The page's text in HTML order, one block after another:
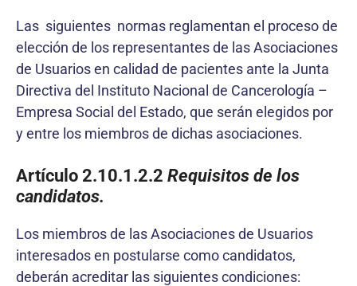
Las siguientes normas reglamentan el proceso de
elección de los representantes de las Asociaciones
de Usuarios en calidad de pacientes ante la Junta
Directiva del Instituto Nacional de Cancerología –
Empresa Social del Estado, que serán elegidos por
y entre los miembros de dichas asociaciones.
Artículo 2.10.1.2.2 Requisitos de los
candidatos.
Los miembros de las Asociaciones de Usuarios
interesados en postularse como candidatos,
deberán acreditar las siguientes condiciones: